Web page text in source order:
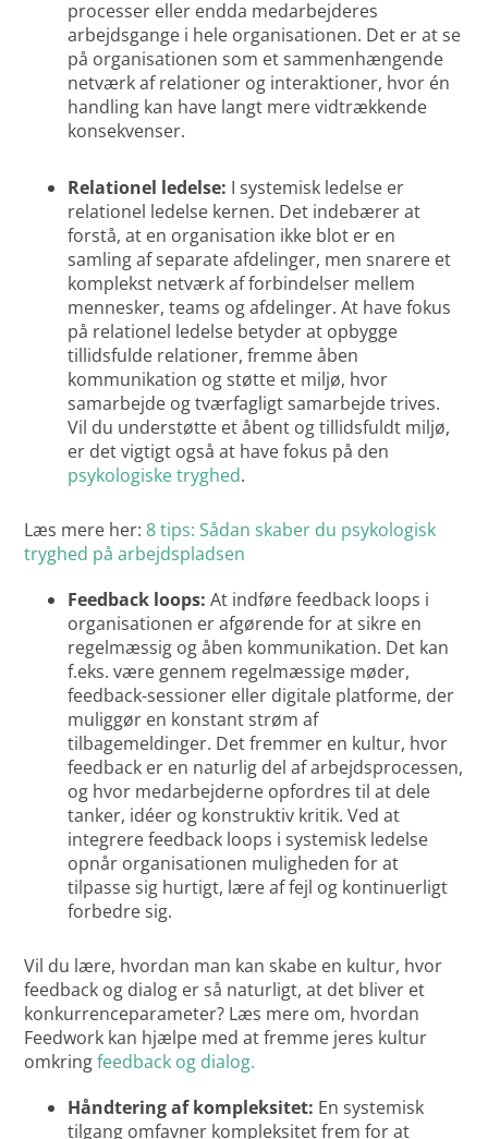
processer eller endda medarbejderes
arbejdsgange i hele organisationen. Det er at se
på organisationen som et sammenhængende
netværk af relationer og interaktioner, hvor én
handling kan have langt mere vidtrækkende
konsekvenser.
Relationel ledelse: I systemisk ledelse er
relationel ledelse kernen. Det indebærer at
forstå, at en organisation ikke blot er en
samling af separate afdelinger, men snarere et
komplekst netværk af forbindelser mellem
mennesker, teams og afdelinger. At have fokus
på relationel ledelse betyder at opbygge
tillidsfulde relationer, fremme åben
kommunikation og støtte et miljø, hvor
samarbejde og tværfagligt samarbejde trives.
Vil du understøtte et åbent og tillidsfuldt miljø,
er det vigtigt også at have fokus på den
psykologiske tryghed.
Læs mere her:8 tips: Sådan skaber du psykologisk
tryghed på arbejdspladsen
Feedback loops:At indføre feedback loops i
organisationen er afgørende for at sikre en
regelmæssig og åben kommunikation. Det kan
f.eks. være gennem regelmæssige møder,
feedback-sessioner eller digitale platforme, der
muliggør en konstant strøm af
tilbagemeldinger. Det fremmer en kultur, hvor
feedback er en naturlig del af arbejdsprocessen,
og hvor medarbejderne opfordres til at dele
tanker, idéer og konstruktiv kritik. Ved at
integrere feedback loops i systemisk ledelse
opnår organisationen muligheden for at
tilpasse sig hurtigt, lære af fejl og kontinuerligt
forbedre sig.
Vil du lære, hvordan man kan skabe en kultur, hvor
feedback og dialog er så naturligt, at det bliver et
konkurrenceparameter? Læs mere om, hvordan
Feedwork kan hjælpe med at fremme jeres kultur
omkringfeedback og dialog.
Håndtering af kompleksitet: En systemisk
tilgang omfavner kompleksitet frem for at